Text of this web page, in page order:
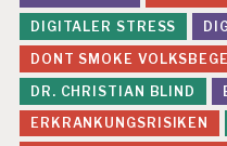
DIGITALER STRESS
DONT SMOKE
DR. CHRISTIAN BLIND
ERKRANKUNGSRISIKEN